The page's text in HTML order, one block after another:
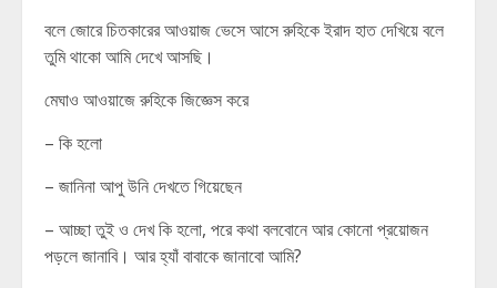
বলে জোরে চিতকারের আওয়াজ ভেসে আসে রুহিকে ইরাদ হাত দেখিয়ে বলে
তুমি থাকো আমি দেখে আসছি।
মেঘাও আওয়াজে রুহিকে জিজ্ঞেস করে
– কি হলো
– জানিনা আপু উনি দেখতে গিয়েছেন
– আচ্ছা তুই ও দেখ কি হলো, পরে কথা বলবোনে আর কোনো প্রয়োজন
পড়লে জানাবি। আর হ্যাঁ বাবাকে জানাবো আমি?